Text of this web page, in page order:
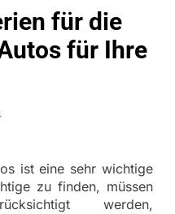
für die
für Ihre
ist eine sehr wichtige
zu finden, müssen
werden,